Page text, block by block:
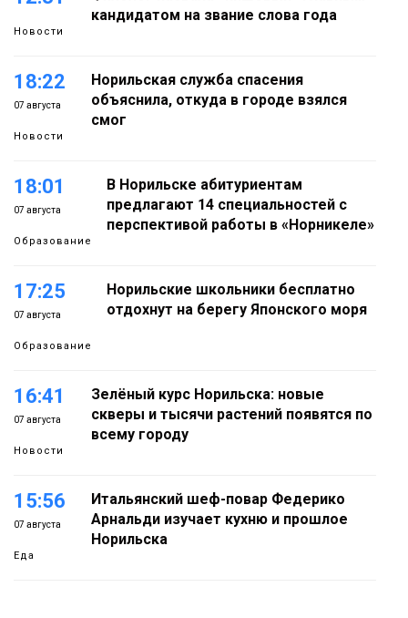
Новости
кандидатом на звание слова года
18:22
07 августа
Новости
Норильская служба спасения
объяснила, откуда в городе взялся
смог
18:01
07 августа
Образование
В Норильске абитуриентам
предлагают 14 специальностей с
перспективой работы в «Норникеле»
17:25
07 августа
Образование
Норильские школьники бесплатно
отдохнут на берегу Японского моря
16:41
07 августа
Новости
Зелёный курс Норильска: новые
скверы и тысячи растений появятся по
всему городу
15:56
07 августа
Еда
Итальянский шеф-повар Федерико
Арнальди изучает кухню и прошлое
Норильска